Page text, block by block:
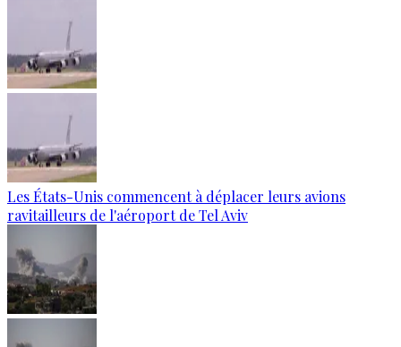
Les États-Unis commencent à déplacer leurs avions
ravitailleurs de l'aéroport de Tel Aviv